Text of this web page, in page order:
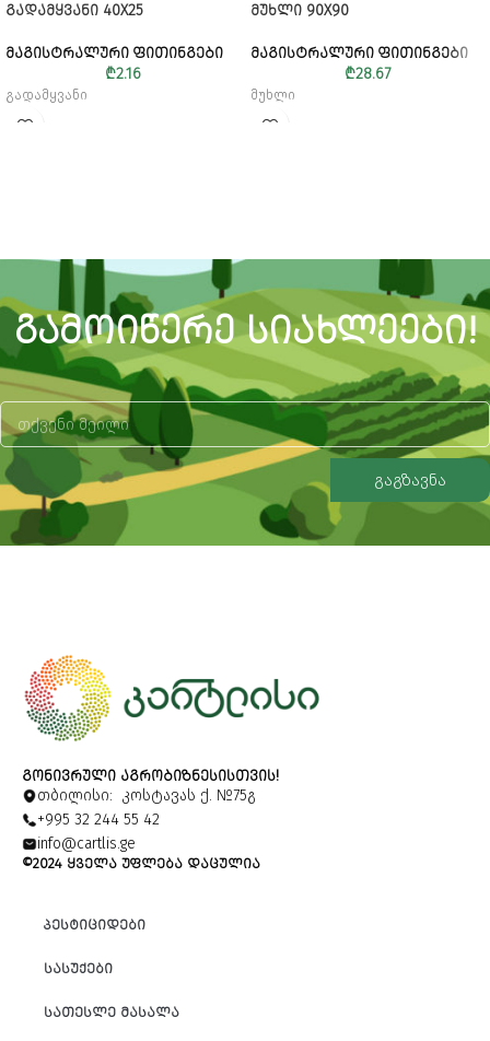
ᲒᲐᲓᲐᲛᲧᲕᲐᲜᲘ 40X25
ᲛᲐᲒᲘᲡᲢᲠᲐᲚᲣᲠᲘ ᲤᲘᲗᲘᲜᲒᲔᲑᲘ
₾2.16
გადამყვანი
ᲛᲣᲮᲚᲘ 90X90
ᲛᲐᲒᲘᲡᲢᲠᲐᲚᲣᲠᲘ ᲤᲘᲗᲘᲜᲒᲔᲑᲘ
₾28.67
მუხლი
ᲒᲐᲛᲝᲘᲬᲔᲠᲔ ᲡᲘᲐᲮᲚᲔᲔᲑᲘ!
გაგზავნა
Alternative:
ᲒᲝᲜᲘᲕᲠᲣᲚᲘ ᲐᲒᲠᲝᲑᲘᲖᲜᲔᲡᲘᲡᲗᲕᲘᲡ!
თბილისი: კოსტავას ქ. №75გ
+995 32 244 55 42
info@cartlis.ge
©2024 ᲧᲕᲔᲚᲐ ᲣᲤᲚᲔᲑᲐ ᲓᲐᲪᲣᲚᲘᲐ
ᲞᲔᲡᲢᲘᲪᲘᲓᲔᲑᲘ
ᲡᲐᲡᲣᲥᲔᲑᲘ
ᲡᲐᲗᲔᲡᲚᲔ ᲛᲐᲡᲐᲚᲐ